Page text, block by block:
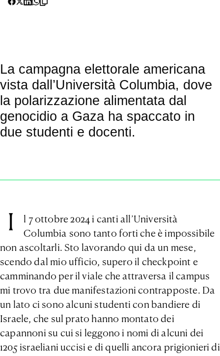
La campagna elettorale americana
vista dall’Università Columbia, dove
la polarizzazione alimentata dal
genocidio a Gaza ha spaccato in
due studenti e docenti.
I
l 7 ottobre 2024 i canti all’Università
Columbia sono tanto forti che è impossibile
non ascoltarli. Sto lavorando qui da un mese,
scendo dal mio ufficio, supero il checkpoint e
camminando per il viale che attraversa il campus
mi trovo tra due manifestazioni contrapposte. Da
un lato ci sono alcuni studenti con bandiere di
Israele, che sul prato hanno montato dei
capannoni su cui si leggono i nomi di alcuni dei
1205 israeliani uccisi e di quelli ancora prigionieri di